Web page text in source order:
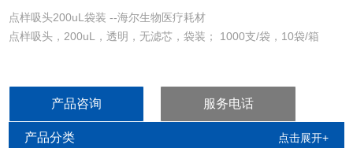
点样吸头200uL袋装 --海尔生物医疗耗材
点样吸头，200uL，透明，无滤芯，袋装； 1000支/袋，10袋/箱
产品咨询 服务电话
产品分类 点击展开+